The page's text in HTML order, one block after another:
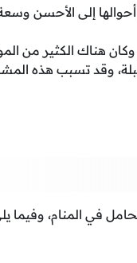
إلى الأحسن
هناك الكثير من
وقد تسبب هذه
في المنام، وفيما